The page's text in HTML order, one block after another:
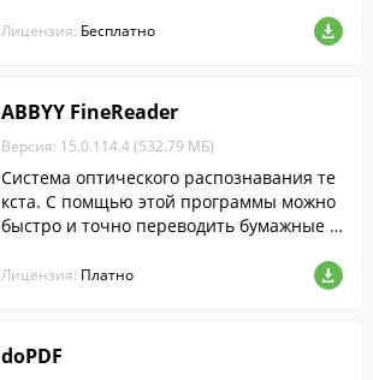
какие файлы и папки они используют.
Лицензия: Бесплатно
ABBYY FineReader
Версия: 15.0.114.4 (532.79 МБ)
Cистема оптического распознавания те
кста. С помщью этой программы можно
быстро и точно переводить бумажные д
рафии документов в редактируемый фо
Лицензия: Платно
doPDF